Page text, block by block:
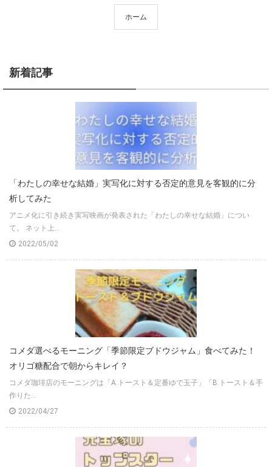
ホーム
新着記事
「わたしの幸せな結婚」実写化に対する否定的意見を客観的に分
析してみた
アニメ化に引き続き実写映画が発表された「わたしの幸せな結婚」につい
て。 ネット上...
2022/05/02
コメダ選べるモーニング「季節限定ブドウジャム」食べてみた！
オリゴ糖配合で朝からキレイ？
コメダ珈琲店のモーニングは「A.トースト＆定番ゆで玉子」「B.トースト＆手
作りた...
2022/04/27